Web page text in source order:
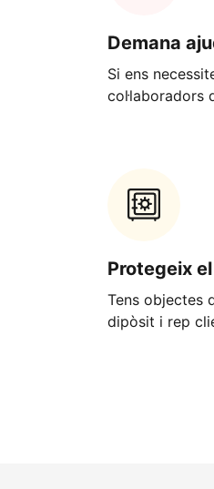
Demana
Si ens
col·laboradors
Protegeix
Tens objectes
dipòsit i rep